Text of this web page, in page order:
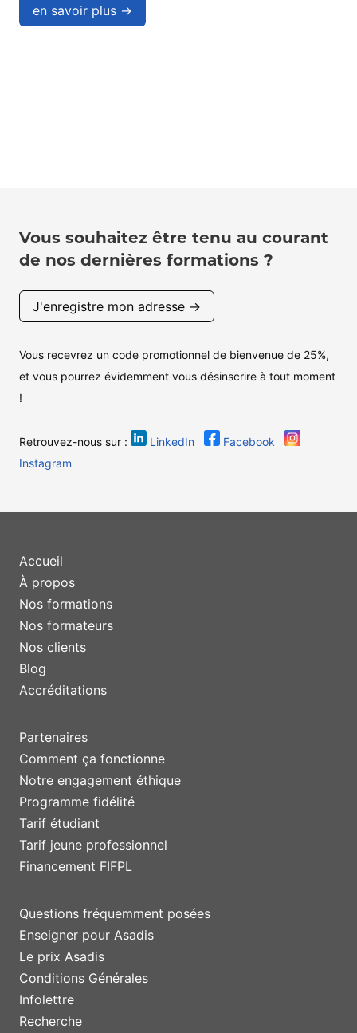
en savoir plus →
Vous souhaitez être tenu au courant
de nos dernières formations ?
J'enregistre mon adresse →
Vous recevrez un code promotionnel de bienvenue de 25%,
et vous pourrez évidemment vous désinscrire à tout moment
!
Retrouvez-nous sur : LinkedIn
Facebook
Instagram
Accueil
À propos
Nos formations
Nos formateurs
Nos clients
Blog
Accréditations
Partenaires
Comment ça fonctionne
Notre engagement éthique
Programme fidélité
Tarif étudiant
Tarif jeune professionnel
Financement FIFPL
Questions fréquemment posées
Enseigner pour Asadis
Le prix Asadis
Conditions Générales
Infolettre
Recherche